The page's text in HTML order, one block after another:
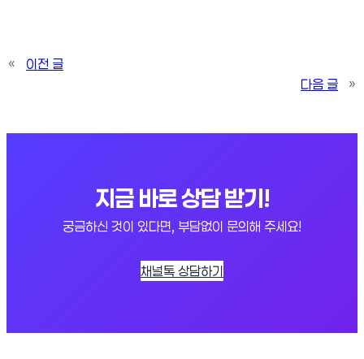
«
이전 글
다음 글
»
지금 바로 상담 받기!
궁금하신 것이 있다면, 부담없이 문의해 주세요!
채널톡 상담하기